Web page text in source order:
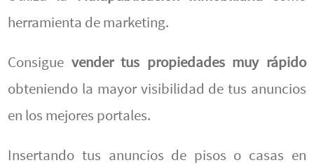
herramienta de marketing.
Consigue vender tus propiedades muy rápido
obteniendo la mayor visibilidad de tus anuncios
en los mejores portales.
Insertando tus anuncios de pisos o casas en